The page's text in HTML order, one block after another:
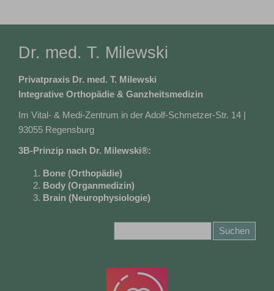
Dr. med. T. Milewski
Privatpraxis Dr. med. T. Milewski
Integrative Orthopädie & Ganzheitsmedizin
Im Vital- & Medi-Zentrum in der Adolf-Schmetzer-Str. 14 |
93055 Regensburg
3B-Prinzip nach Dr. Milewski®:
Bone (Orthopädie)
Body (Organmedizin)
Brain (Neurophysiologie)